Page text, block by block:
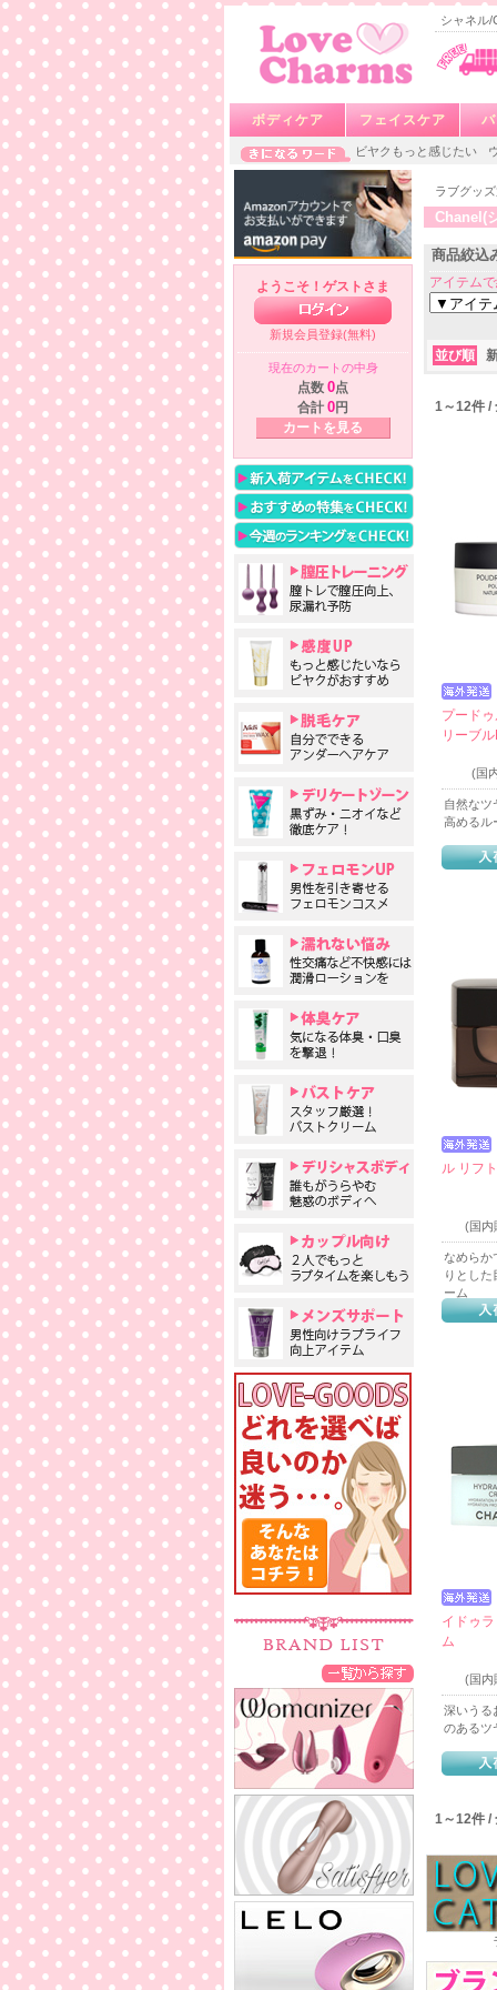
シャネル/
ボディケア フェイスケア
ビヤクもっと感じたい
ようこそ！ゲストさま
新規会員登録(無料)
現在のカートの中身
点数 0点
合計 0円
カートを見る
ラブグッ
Chanel(
商品絞込
アイテム
並び順
1～12件
プード
リーブ
(国
自然なツ
高めるル
ル リフ
(国
なめらか
りとした
ーム
イドゥ
ム
(国
深いうる
のあるツ
1～12件